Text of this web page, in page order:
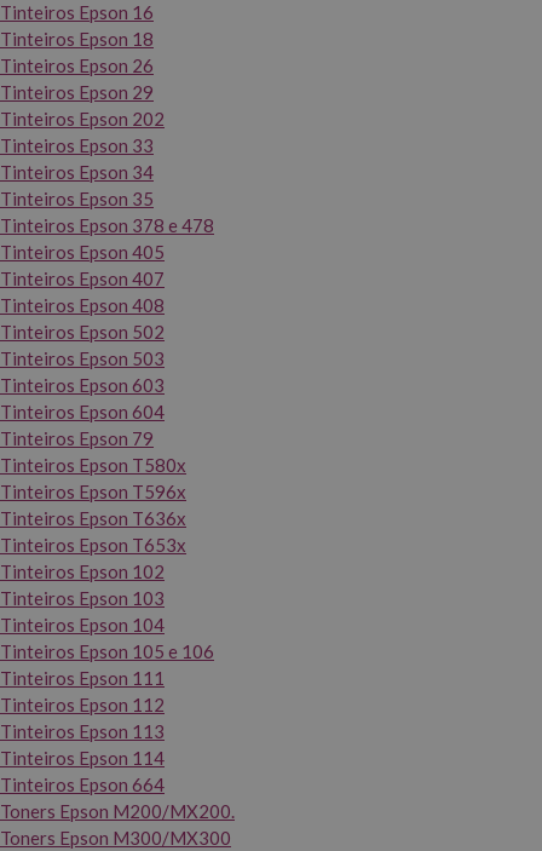
Tinteiros Epson 16
Tinteiros Epson 18
Tinteiros Epson 26
Tinteiros Epson 29
Tinteiros Epson 202
Tinteiros Epson 33
Tinteiros Epson 34
Tinteiros Epson 35
Tinteiros Epson 378 e 478
Tinteiros Epson 405
Tinteiros Epson 407
Tinteiros Epson 408
Tinteiros Epson 502
Tinteiros Epson 503
Tinteiros Epson 603
Tinteiros Epson 604
Tinteiros Epson 79
Tinteiros Epson T580x
Tinteiros Epson T596x
Tinteiros Epson T636x
Tinteiros Epson T653x
Tinteiros Epson 102
Tinteiros Epson 103
Tinteiros Epson 104
Tinteiros Epson 105 e 106
Tinteiros Epson 111
Tinteiros Epson 112
Tinteiros Epson 113
Tinteiros Epson 114
Tinteiros Epson 664
Toners Epson M200/MX200.
Toners Epson M300/MX300